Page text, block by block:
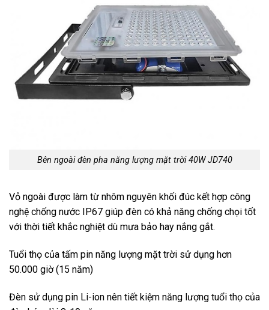
Bên ngoài đèn pha năng lượng mặt trời 40W JD740
Vỏ ngoài được làm từ nhôm nguyên khối đúc kết hợp công
nghệ chống nước IP67 giúp đèn có khả năng chống chọi tốt
với thời tiết khắc nghiệt dù mưa bảo hay nắng gắt.
Tuổi thọ của tấm pin năng lượng mặt trời sử dụng hơn
50.000 giờ (15 năm)
Đèn sử dụng pin Li-ion nên tiết kiệm năng lượng tuổi thọ của